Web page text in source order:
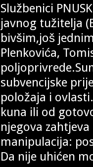
Službenici
javnog tužitelja
bivšim,još
Plenkovića,
subvencijske
položaja i
kuna ili od
njegova
manipulacija:
Da nije uhićen